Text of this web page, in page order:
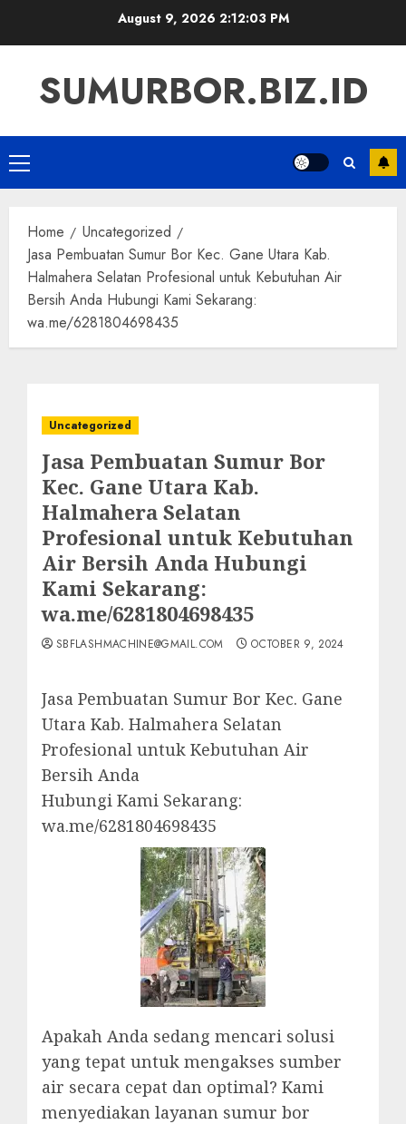
August 9, 2026 2:12:03 PM
SUMURBOR.BIZ.ID
Primary
Menu
Home
Uncategorized
Jasa Pembuatan Sumur Bor Kec. Gane Utara Kab.
Halmahera Selatan Profesional untuk Kebutuhan Air
Bersih Anda Hubungi Kami Sekarang:
wa.me/6281804698435
Uncategorized
Jasa Pembuatan Sumur Bor
Kec. Gane Utara Kab.
Halmahera Selatan
Profesional untuk Kebutuhan
Air Bersih Anda Hubungi
Kami Sekarang:
wa.me/6281804698435
SBFLASHMACHINE@GMAIL.COM OCTOBER 9, 2024
Jasa Pembuatan Sumur Bor Kec. Gane
Utara Kab. Halmahera Selatan
Profesional untuk Kebutuhan Air
Bersih Anda
Hubungi Kami Sekarang:
wa.me/6281804698435
Apakah Anda sedang mencari solusi
yang tepat untuk mengakses sumber
air secara cepat dan optimal? Kami
menyediakan layanan sumur bor